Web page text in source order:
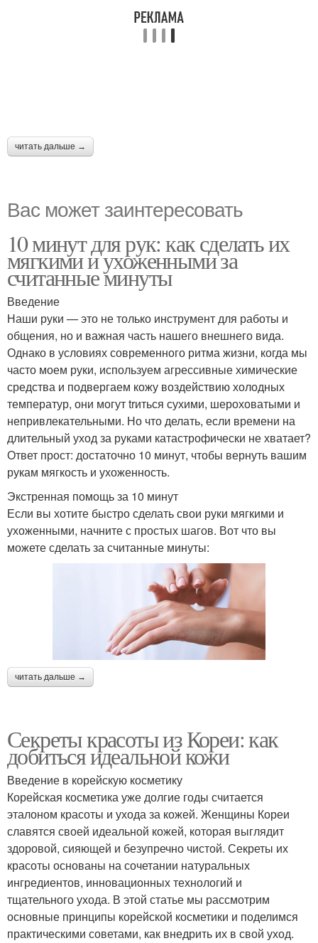
читать дальше →
Вас может заинтересовать
10 минут для рук: как сделать их
мягкими и ухоженными за
считанные минуты
Введение
Наши руки — это не только инструмент для работы и
общения, но и важная часть нашего внешнего вида.
Однако в условиях современного ритма жизни, когда мы
часто моем руки, используем агрессивные химические
средства и подвергаем кожу воздействию холодных
температур, они могут trиться сухими, шероховатыми и
непривлекательными. Но что делать, если времени на
длительный уход за руками катастрофически не хватает?
Ответ прост: достаточно 10 минут, чтобы вернуть вашим
рукам мягкость и ухоженность.
Экстренная помощь за 10 минут
Если вы хотите быстро сделать свои руки мягкими и
ухоженными, начните с простых шагов. Вот что вы
можете сделать за считанные минуты:
читать дальше →
Секреты красоты из Кореи: как
добиться идеальной кожи
Введение в корейскую косметику
Корейская косметика уже долгие годы считается
эталоном красоты и ухода за кожей. Женщины Кореи
славятся своей идеальной кожей, которая выглядит
здоровой, сияющей и безупречно чистой. Секреты их
красоты основаны на сочетании натуральных
ингредиентов, инновационных технологий и
тщательного ухода. В этой статье мы рассмотрим
основные принципы корейской косметики и поделимся
практическими советами, как внедрить их в свой уход.